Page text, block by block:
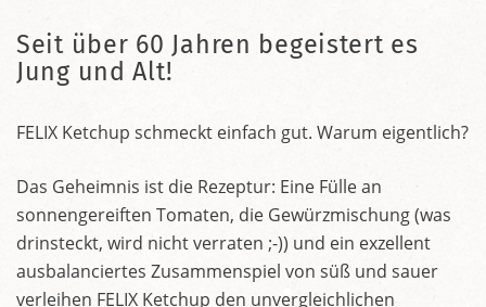
Seit über 60 Jahren begeistert es
Jung und Alt!
FELIX Ketchup schmeckt einfach gut. Warum eigentlich?
Das Geheimnis ist die Rezeptur: Eine Fülle an
sonnengereiften Tomaten, die Gewürzmischung (was
drinsteckt, wird nicht verraten ;-)) und ein exzellent
ausbalanciertes Zusammenspiel von süß und sauer
verleihen FELIX Ketchup den unvergleichlichen